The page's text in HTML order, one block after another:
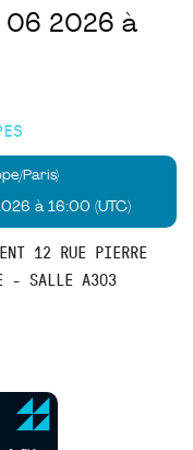
06 2026 à
Paris)
à 16:00 (UTC)
12 RUE PIERRE
- SALLE A303